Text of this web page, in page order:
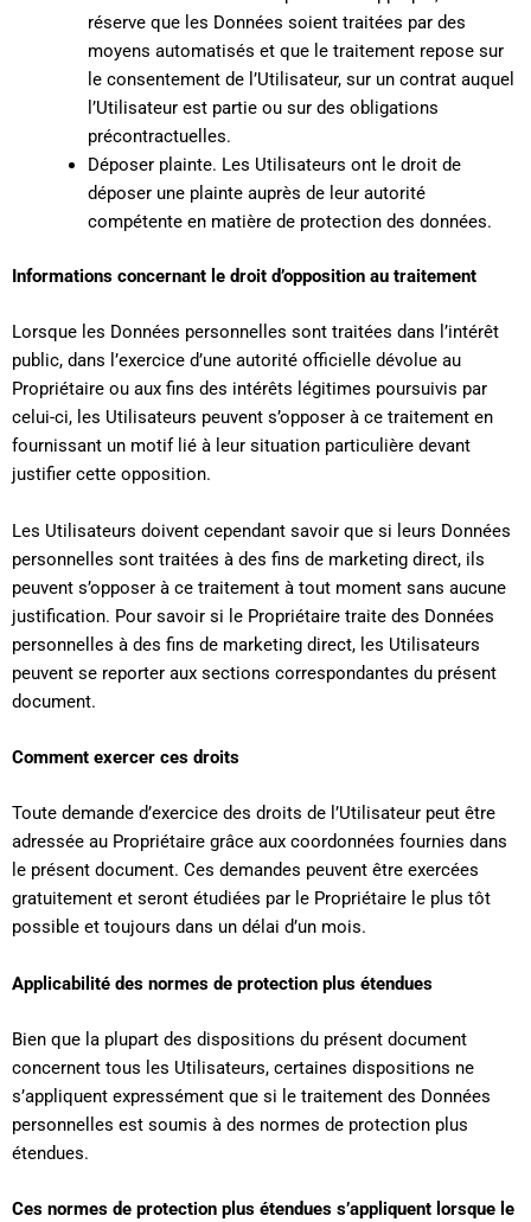
réserve que les Données soient traitées par des
moyens automatisés et que le traitement repose sur
le consentement de l’Utilisateur, sur un contrat auquel
l’Utilisateur est partie ou sur des obligations
précontractuelles.
Déposer plainte. Les Utilisateurs ont le droit de
déposer une plainte auprès de leur autorité
compétente en matière de protection des données.
Informations concernant le droit d’opposition au traitement
Lorsque les Données personnelles sont traitées dans l’intérêt
public, dans l’exercice d’une autorité officielle dévolue au
Propriétaire ou aux fins des intérêts légitimes poursuivis par
celui-ci, les Utilisateurs peuvent s’opposer à ce traitement en
fournissant un motif lié à leur situation particulière devant
justifier cette opposition.
Les Utilisateurs doivent cependant savoir que si leurs Données
personnelles sont traitées à des fins de marketing direct, ils
peuvent s’opposer à ce traitement à tout moment sans aucune
justification. Pour savoir si le Propriétaire traite des Données
personnelles à des fins de marketing direct, les Utilisateurs
peuvent se reporter aux sections correspondantes du présent
document.
Comment exercer ces droits
Toute demande d’exercice des droits de l’Utilisateur peut être
adressée au Propriétaire grâce aux coordonnées fournies dans
le présent document. Ces demandes peuvent être exercées
gratuitement et seront étudiées par le Propriétaire le plus tôt
possible et toujours dans un délai d’un mois.
Applicabilité des normes de protection plus étendues
Bien que la plupart des dispositions du présent document
concernent tous les Utilisateurs, certaines dispositions ne
s’appliquent expressément que si le traitement des Données
personnelles est soumis à des normes de protection plus
étendues.
Ces normes de protection plus étendues s’appliquent lorsque le